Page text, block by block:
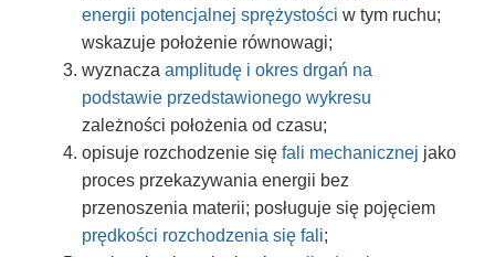
energii potencjalnej sprężystości w tym ruchu;
wskazuje położenie równowagi;
wyznaczaamplitudę i okres drgań na
podstawie przedstawionego wykresu
zależności położenia od czasu;
opisuje rozchodzenie sięfali mechanicznej jako
proces przekazywania energii bez
przenoszenia materii; posługuje się pojęciem
prędkości rozchodzenia się fali;